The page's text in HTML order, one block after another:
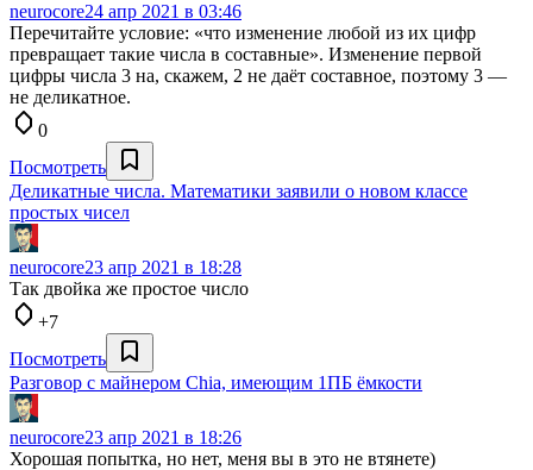
neurocore24 апр 2021 в 03:46
Перечитайте условие: «что изменение любой из их цифр
превращает такие числа в составные». Изменение первой
цифры числа 3 на, скажем, 2 не даёт составное, поэтому 3 —
не деликатное.
0
Посмотреть
Деликатные числа. Математики заявили о новом классе
простых чисел
neurocore23 апр 2021 в 18:28
Так двойка же простое число
+7
Посмотреть
Разговор с майнером Chia, имеющим 1ПБ ёмкости
neurocore23 апр 2021 в 18:26
Хорошая попытка, но нет, меня вы в это не втянете)